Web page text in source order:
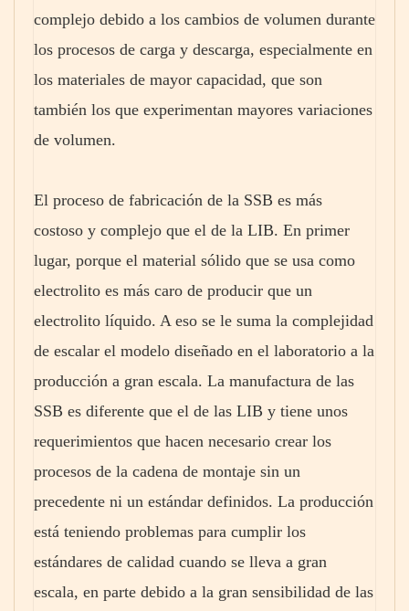
complejo debido a los cambios de volumen durante
los procesos de carga y descarga, especialmente en
los materiales de mayor capacidad, que son
también los que experimentan mayores variaciones
de volumen.
El proceso de fabricación de la SSB es más
costoso y complejo que el de la LIB. En primer
lugar, porque el material sólido que se usa como
electrolito es más caro de producir que un
electrolito líquido. A eso se le suma la complejidad
de escalar el modelo diseñado en el laboratorio a la
producción a gran escala. La manufactura de las
SSB es diferente que el de las LIB y tiene unos
requerimientos que hacen necesario crear los
procesos de la cadena de montaje sin un
precedente ni un estándar definidos. La producción
está teniendo problemas para cumplir los
estándares de calidad cuando se lleva a gran
escala, en parte debido a la gran sensibilidad de las